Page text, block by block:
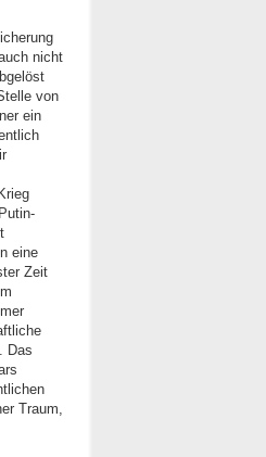
nicht
von
ein
eine
Zeit
Das
Traum,